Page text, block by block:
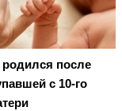
родился после
с 10-го